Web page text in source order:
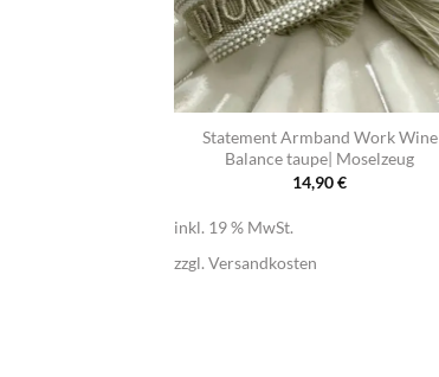
Statement Armband Work Wine
Balance taupe| Moselzeug
14,90€
inkl. 19 % MwSt.
zzgl. Versandkosten